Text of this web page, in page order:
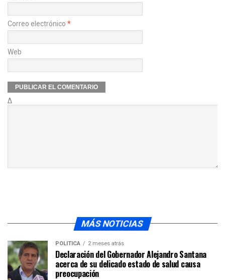
Correo electrónico *
Web
Δ
MÁS NOTICIAS
POLÍTICA 2 meses atrás
Declaración del Gobernador Alejandro Santana
acerca de su delicado estado de salud causa
preocupación